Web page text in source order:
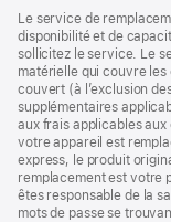
Le service de
disponibilité et de
sollicitez le service. Le
matérielle qui couvre les
couvert (à l’exclusion
supplémentaires
aux frais applicables aux
votre appareil est
express, le produit
remplacement est votre
êtes responsable de la
mots de passe se